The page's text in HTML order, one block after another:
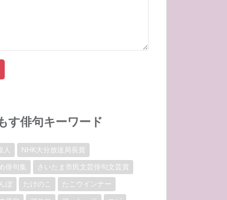
す俳句キーワード
人
NHK大分放送局長賞
俳句集
さいたま市民文芸俳句文芸賞
ぼ
たけのこ
たこウインナー